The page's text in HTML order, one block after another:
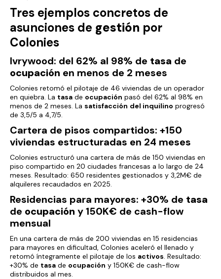
Tres ejemplos concretos de
asunciones de gestión por
Colonies
Ivrywood: del 62% al 98% de tasa de
ocupación en menos de 2 meses
Colonies retomó el pilotaje de 46 viviendas de un operador
en quiebra. La tasa de ocupación pasó del 62% al 98% en
menos de 2 meses. La satisfacción del inquilino progresó
de 3,5/5 a 4,7/5.
Cartera de pisos compartidos: +150
viviendas estructuradas en 24 meses
Colonies estructuró una cartera de más de 150 viviendas en
piso compartido en 20 ciudades francesas a lo largo de 24
meses. Resultado: 650 residentes gestionados y 3,2M€ de
alquileres recaudados en 2025.
Residencias para mayores: +30% de tasa
de ocupación y 150K€ de cash-flow
mensual
En una cartera de más de 200 viviendas en 15 residencias
para mayores en dificultad, Colonies aceleró el llenado y
retomó íntegramente el pilotaje de los activos. Resultado:
+30% de tasa de ocupación y 150K€ de cash-flow
distribuidos al mes.